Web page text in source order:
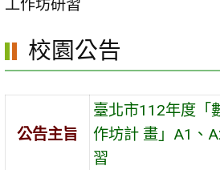
容工作坊研習
校園公告
公告主旨
臺北市112年度「
作坊計 畫」A1、
習